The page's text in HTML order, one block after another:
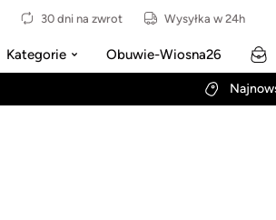
30 dni na zwrot Wysyłka w 24h
Kategorie Obuwie-Wiosna26